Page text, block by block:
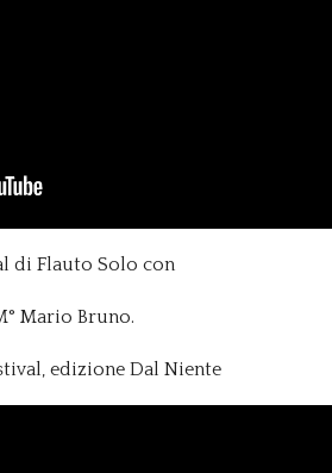
di Flauto Solo con
Mario Bruno.
edizione Dal Niente